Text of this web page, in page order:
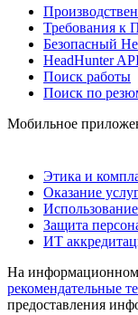
Требования к
Безопасный
HeadHunter
Поиск работы
Поиск по
Мобильное
Этика и
Оказание
Защита
ИТ
На информационном
рекомендательные
предоставления